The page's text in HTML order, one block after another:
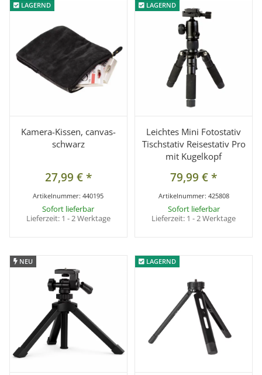
LAGERND
LAGERND
Kamera-Kissen, canvas-
schwarz
27,99 €*
Artikelnummer:440195
Sofort lieferbar
Lieferzeit: 1 - 2 Werktage
LAGERND
LAGERND
Leichtes Mini Fotostativ
Tischstativ Reisestativ Pro
mit Kugelkopf
79,99 €*
Artikelnummer: 425808
Sofort lieferbar
Lieferzeit: 1 - 2 Werktage
NEU
NEU LAGERND
LAGERND